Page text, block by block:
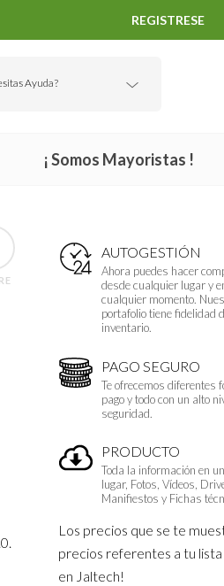
REGISTRESE
Ayuda?
¡ Somos Mayoristas !
AUTOGESTIÓN
Ahora puedes hacer
desde cualquier lugar y
cualquier momento.
portafolio tiene fidelidad
inventario.
PAGO SEGURO
Te ofrecemos diferentes
pago y todo con un alto
seguridad.
PRODUCTO
Toda la información en
lugar, Fotos, Vídeos,
Manifiestos y Fichas
Los precios que se te
precios referentes a tu
en Jaltech!